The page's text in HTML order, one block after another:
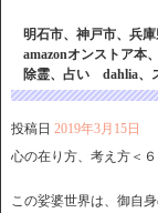
明石市、神戸市、兵
amazonオンストア本
除霊、占い dahlia、
投稿日 2019年3月15日
心の在り方、考え方＜６
この娑婆世界は、御自